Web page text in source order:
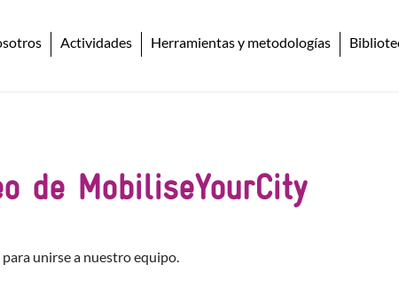
Actividades Herramientas y metodologías
de MobiliseYourCity
unirse a nuestro equipo.